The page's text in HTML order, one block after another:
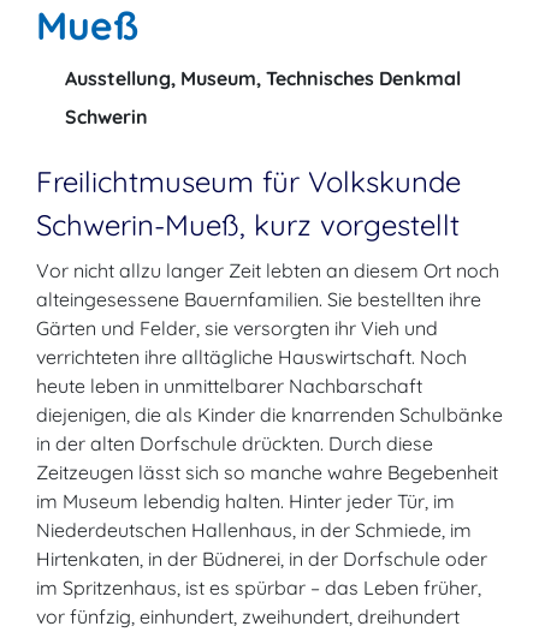
Mueß
Ausstellung, Museum, Technisches Denkmal
Schwerin
Freilichtmuseum für Volkskunde
Schwerin-Mueß, kurz vorgestellt
Vor nicht allzu langer Zeit lebten an diesem Ort noch
alteingesessene Bauernfamilien. Sie bestellten ihre
Gärten und Felder, sie versorgten ihr Vieh und
verrichteten ihre alltägliche Hauswirtschaft. Noch
heute leben in unmittelbarer Nachbarschaft
diejenigen, die als Kinder die knarrenden Schulbänke
in der alten Dorfschule drückten. Durch diese
Zeitzeugen lässt sich so manche wahre Begebenheit
im Museum lebendig halten. Hinter jeder Tür, im
Niederdeutschen Hallenhaus, in der Schmiede, im
Hirtenkaten, in der Büdnerei, in der Dorfschule oder
im Spritzenhaus, ist es spürbar – das Leben früher,
vor fünfzig, einhundert, zweihundert, dreihundert